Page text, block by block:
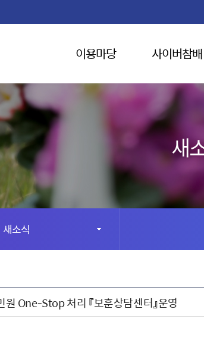
이용마당 사이버참배
새
새소식
원 One-Stop 처리 『보훈상담센터』운영